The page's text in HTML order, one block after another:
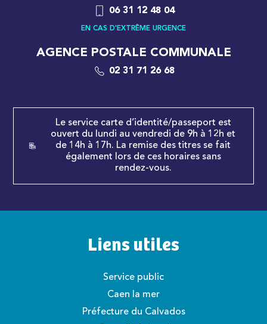
06 31 12 48 04
EN CAS D'EXTRÊME URGENCE
AGENCE POSTALE COMMUNALE
02 31 71 26 68
Le service carte d’identité/passeport est
ouvert du lundi au vendredi de 9h à 12h et
de 14h à 17h. La remise des titres se fait
également lors de ces horaires sans
rendez-vous.
Liens utiles
Service public
Caen la mer
Préfecture du Calvados